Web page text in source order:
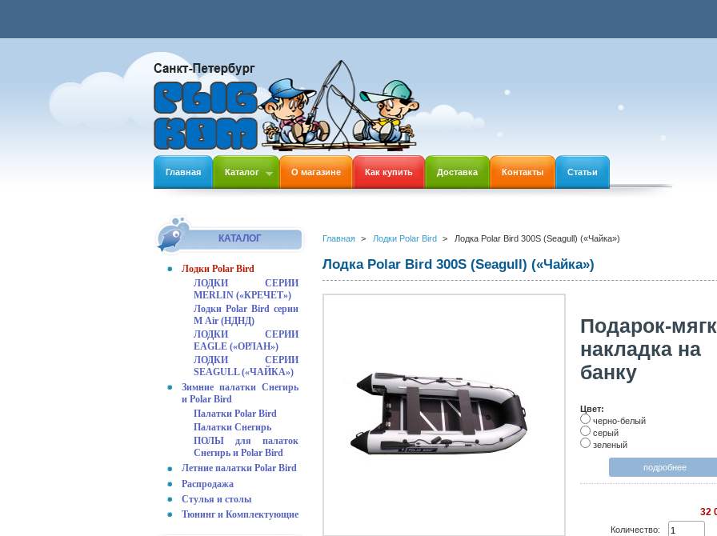
Главная Каталог О магазине Как купить Доставка Контакты Статьи
КАТАЛОГ
Лодки Polar Bird
ЛОДКИ СЕРИИ
MERLIN («КРЕЧЕТ»)
Лодки Polar Bird серии
М Air (НДНД)
ЛОДКИ СЕРИИ
EAGLE («ОРЛАН»)
ЛОДКИ СЕРИИ
SEAGULL («ЧАЙКА»)
Зимние палатки Снегирь
и Polar Bird
Палатки Polar Bird
Палатки Снегирь
ПОЛЫ для палаток
Снегирь и Polar Bird
Летние палатки Polar Bird
Распродажа
Стулья и столы
Тюнинг и Комплектующие
Главная > Лодки Polar Bird > Лодка Polar Bird 300S (Seagull) («Чайка»)
Лодка Polar Bird 300S (Seagull) («Чайка»)
Подарок-
накладка на
банку
Цвет:
черно-белый
серый
зеленый
подробнее
32
Количество: